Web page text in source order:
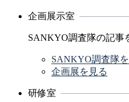
企画展示室
SANKYO調査隊の記事
SANKYO調査隊
企画展を見る
研修室